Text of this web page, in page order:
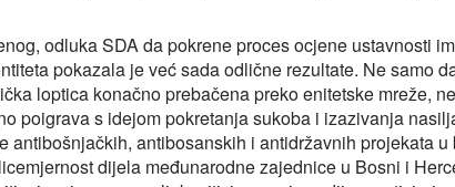
odluka SDA da pokrene proces ocjene ustavnosti
pokazala je već sada odlične rezultate. Ne samo
loptica konačno prebačena preko enitetske mreže,
poigrava s idejom pokretanja sukoba i izazivanja
antibošnjačkih, antibosanskih i antidržavnih projekata
dijela međunarodne zajednice u Bosni i